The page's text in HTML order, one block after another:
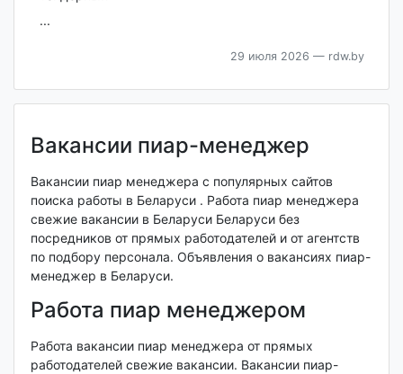
...
29 июля 2026 — rdw.by
Вакансии пиар-менеджер
Вакансии пиар менеджера с популярных сайтов
поиска работы в Беларуси . Работа пиар менеджера
свежие вакансии в Беларуси Беларуси без
посредников от прямых работодателей и от агентств
по подбору персонала. Объявления о вакансиях пиар-
менеджер в Беларуси.
Работа пиар менеджером
Работа вакансии пиар менеджера от прямых
работодателей свежие вакансии. Вакансии пиар-